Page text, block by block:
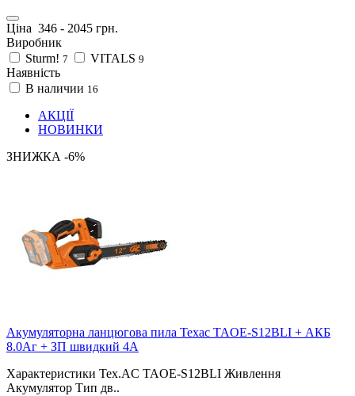
Ціна 346 - 2045 грн.
Виробник
Sturm! 7 VITALS 9
Наявність
В наличии 16
АКЦІЇ
НОВИНКИ
ЗНИЖКА -6%
Акумуляторна ланцюгова пила Техас TAOE-S12BLI + АКБ
8.0Аг + ЗП швидкий 4А
Характеристики Tex.AC TAOE-S12BLI Живлення
Акумулятор Тип дв..